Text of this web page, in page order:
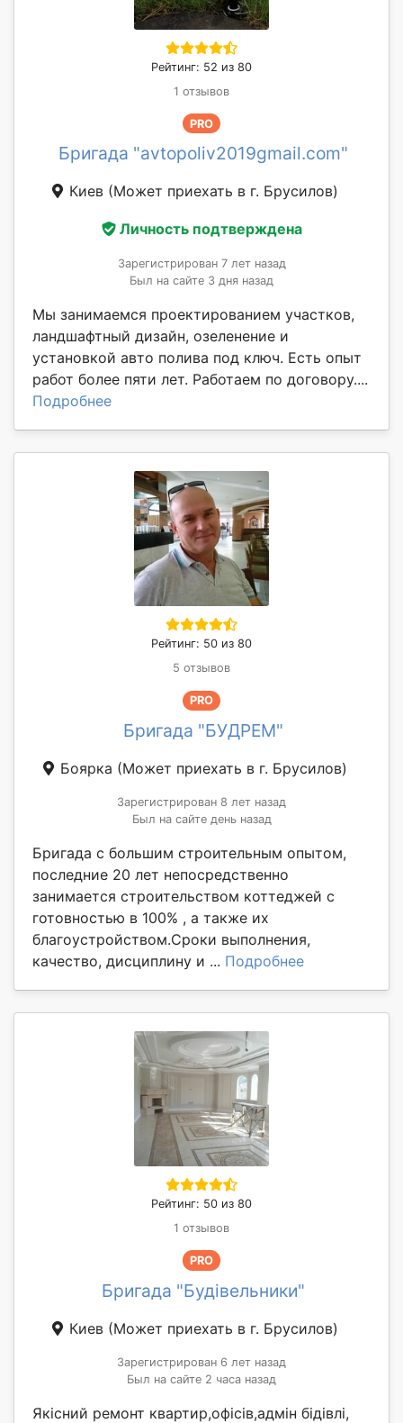
Рейтинг: 52 из 80
1 отзывов
PRO
Бригада "avtopoliv2019gmail.com"
Киев (Может приехать в г. Брусилов)
Личность подтверждена
Зарегистрирован 7 лет назад
Был на сайте 3 дня назад
Мы занимаемся проектированием участков,
ландшафтный дизайн, озеленение и
установкой авто полива под ключ. Есть опыт
работ более пяти лет. Работаем по договору....
Подробнее
Рейтинг: 50 из 80
5 отзывов
PRO
Бригада "БУДРЕМ"
Боярка (Может приехать в г. Брусилов)
Зарегистрирован 8 лет назад
Был на сайте день назад
Бригада с большим строительным опытом,
последние 20 лет непосредственно
занимается строительством коттеджей с
готовностью в 100% , а также их
благоустройством.Сроки выполнения,
качество, дисциплину и ... Подробнее
Рейтинг: 50 из 80
1 отзывов
PRO
Бригада "Будівельники"
Киев (Может приехать в г. Брусилов)
Зарегистрирован 6 лет назад
Был на сайте 2 часа назад
Якісний ремонт квартир,офісів,адмін бідівлі,